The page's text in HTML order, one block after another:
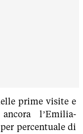
prime visite e
l’Emilia-
percentuale di